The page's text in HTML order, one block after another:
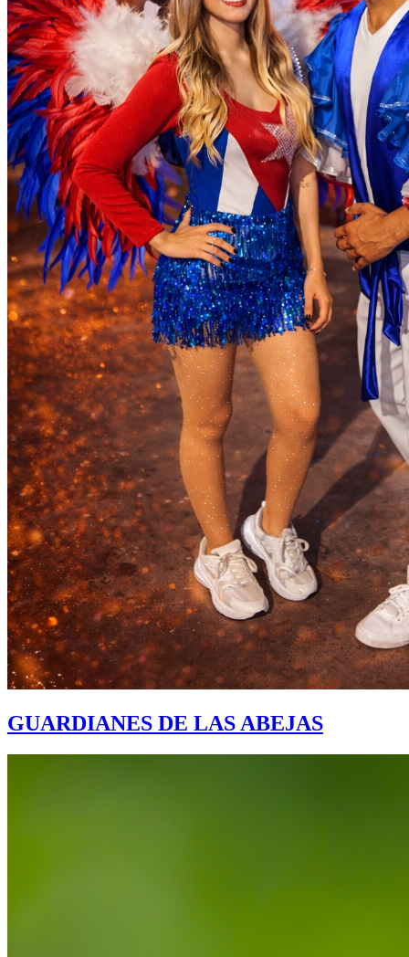
GUARDIANES DE LAS ABEJAS